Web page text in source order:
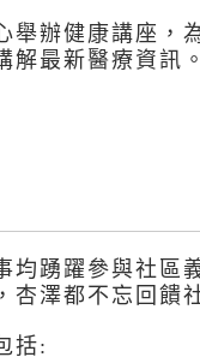
舉辦健康講座，
解最新醫療資訊。
均踴躍參與社區
杏澤都不忘回饋
括: